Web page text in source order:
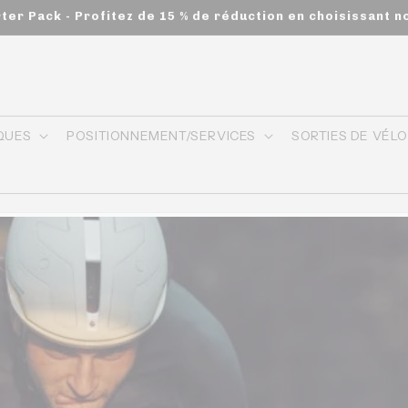
Pack - Profitez de 15 % de réduction en choisissant
POSITIONNEMENT/SERVICES SORTIES DE VÉLO